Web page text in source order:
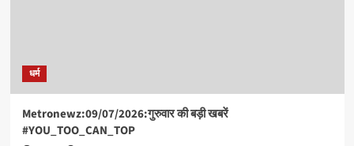
लड़ाई।
*
धर्म
Metronewz:09/07/2026:गुरुवार की बड़ी खबरें
#YOU_TOO_CAN_TOP